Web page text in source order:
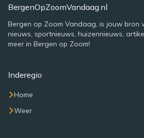
BergenOpZoomVandaag.nl
Bergen op Zoom Vandaag, is jouw bron
nieuws, sportnieuws, huizennieuws,
meer in Bergen op Zoom!
Inderegio
Home
Weer